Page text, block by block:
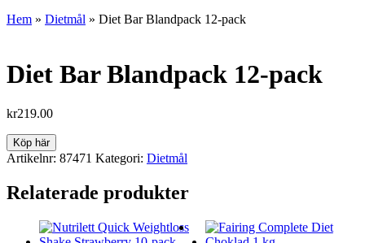
Hem » Dietmål » Diet Bar Blandpack 12-pack
Diet Bar Blandpack 12-pack
kr219.00
Köp här
Artikelnr: 87471 Kategori: Dietmål
Relaterade produkter